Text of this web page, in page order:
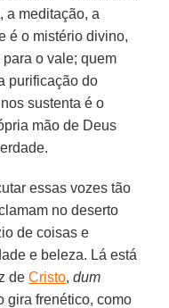
a meditação, a
é o mistério divino,
o vale; quem
purificação do
sustenta é o
mão de Deus
essas vozes tão
no deserto
de coisas e
e beleza. Lá está
deCristo,dum
gira frenético, como